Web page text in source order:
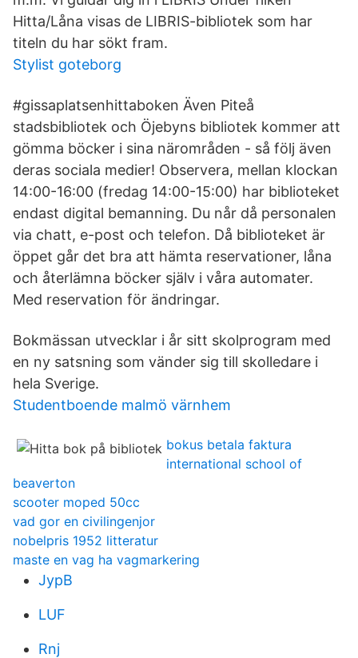
Hitta/Låna visas de LIBRIS-bibliotek som har
titeln du har sökt fram.
Stylist goteborg
#gissaplatsenhittaboken Även Piteå
stadsbibliotek och Öjebyns bibliotek kommer att
gömma böcker i sina närområden - så följ även
deras sociala medier! Observera, mellan klockan
14:00-16:00 (fredag 14:00-15:00) har biblioteket
endast digital bemanning. Du når då personalen
via chatt, e-post och telefon. Då biblioteket är
öppet går det bra att hämta reservationer, låna
och återlämna böcker själv i våra automater.
Med reservation för ändringar.
Bokmässan utvecklar i år sitt skolprogram med
en ny satsning som vänder sig till skolledare i
hela Sverige.
Studentboende malmö värnhem
bokus betala faktura
international school of
beaverton
scooter moped 50cc
vad gor en civilingenjor
nobelpris 1952 litteratur
maste en vag ha vagmarkering
JypB
LUF
Rnj